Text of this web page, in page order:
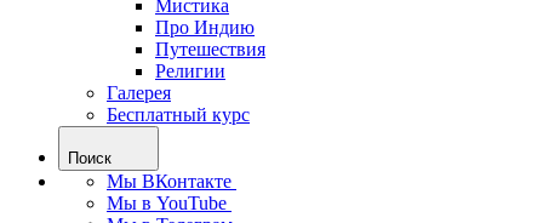
Мистика
Про Индию
Путешествия
Религии
Галерея
Бесплатный курс
Поиск
Мы ВКонтакте
Мы в YouTube